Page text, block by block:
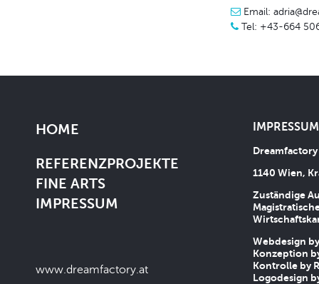
Email:
Tel: +43-664
HOME
REFERENZPROJEKTE
FINE ARTS
IMPRESSUM
www.dreamfactory.at
1140 Wien,
Zuständige
Webdesign
Konzeption
Kontrolle by
Logodesign